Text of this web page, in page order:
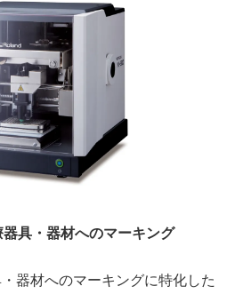
具・器材へのマーキング
器材へのマーキングに特化した